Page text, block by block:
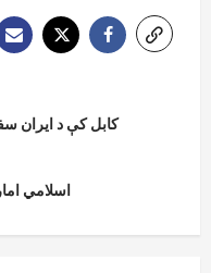
کابل کې د ایران
اسلامي